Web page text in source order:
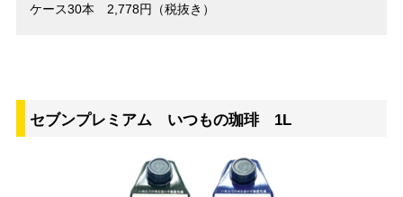
ケース30本 2,778円（税抜き）
セブンプレミアム いつもの珈琲 1L